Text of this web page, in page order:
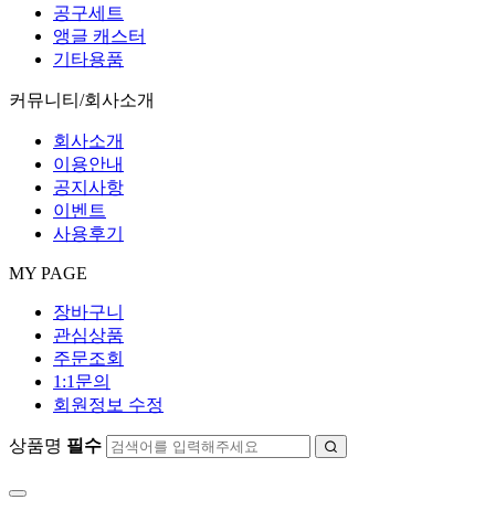
공구세트
앵글 캐스터
기타용품
커뮤니티/회사소개
회사소개
이용안내
공지사항
이벤트
사용후기
MY PAGE
장바구니
관심상품
주문조회
1:1문의
회원정보 수정
상품명 필수